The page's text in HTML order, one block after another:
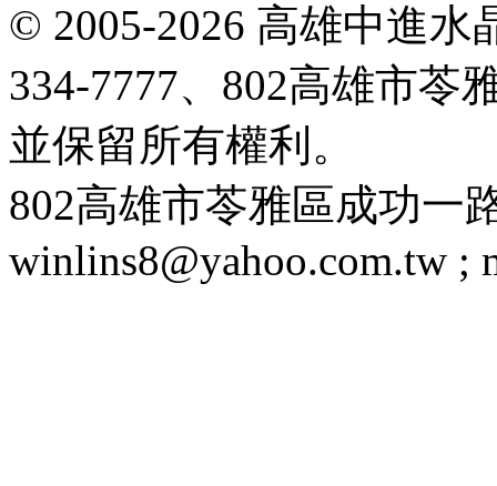
© 2005-2026 高雄中進水
334-7777、802高雄市苓
並保留所有權利。
802高雄市苓雅區成功一
winlins8@yahoo.com.tw ;